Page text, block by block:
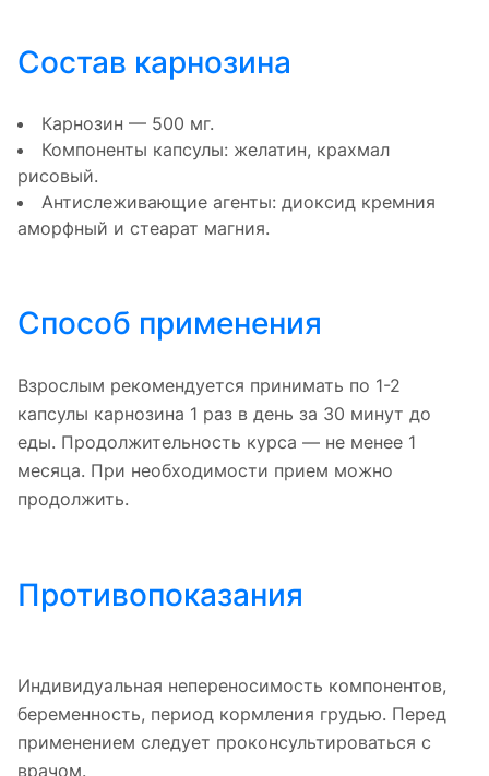
Состав карнозина
Карнозин — 500 мг.
Компоненты капсулы: желатин, крахмал
рисовый.
Антислеживающие агенты: диоксид кремния
аморфный и стеарат магния.
Способ применения
Взрослым рекомендуется принимать по 1-2
капсулы карнозина 1 раз в день за 30 минут до
еды. Продолжительность курса — не менее 1
месяца. При необходимости прием можно
продолжить.
Противопоказания
Индивидуальная непереносимость компонентов,
беременность, период кормления грудью. Перед
применением следует проконсультироваться с
врачом.